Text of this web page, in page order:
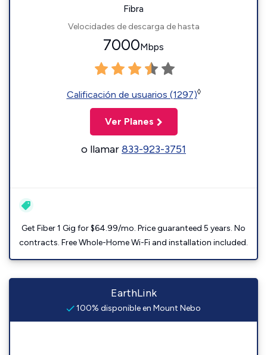
Fibra
Velocidades de descarga de hasta
7000Mbps
Calificación de usuarios (1297)◊
Ver Planes
o llamar833-923-3751
Get Fiber 1 Gig for $64.99/mo. Price guaranteed 5 years. No
contracts. Free Whole-Home Wi-Fi and installation included.
EarthLink
100% disponible en Mount Nebo